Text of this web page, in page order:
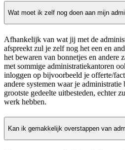
Wat moet ik zelf nog doen aan mijn
Afhankelijk van wat jij met de
afspreekt zul je zelf nog het een en
het bewaren van bonnetjes en andere
met sommige administratiekantoren
inloggen op bijvoorbeeld je offerte/
andere systemen waar je
grootste gedeelte uitbesteden, echter
werk hebben.
Kan ik gemakkelijk overstappen van